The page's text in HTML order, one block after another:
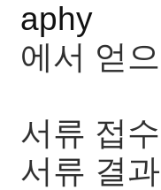
aphy
에서 얻
서류 접
서류 결